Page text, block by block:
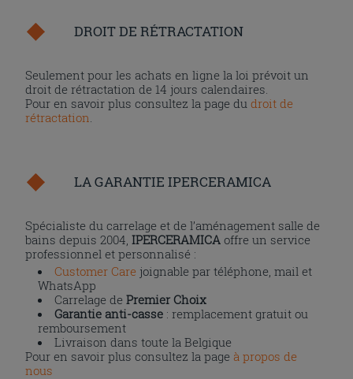
DROIT DE RÉTRACTATION
Seulement pour les achats en ligne la loi prévoit un
droit de rétractation de 14 jours calendaires.
Pour en savoir plus consultez la page dudroit de
rétractation
LA GARANTIE IPERCERAMICA
Spécialiste du carrelage et de l’aménagement salle de
bains depuis 2004,IPERCERAMICA offre un service
professionnel et personnalisé :
Customer Care joignable par téléphone, mail et
WhatsApp
Carrelage dePremier Choix
Garantie anti-casse : remplacement gratuit ou
remboursement
Livraison dans toute la Belgique
Pour en savoir plus consultez la page à propos de
nous